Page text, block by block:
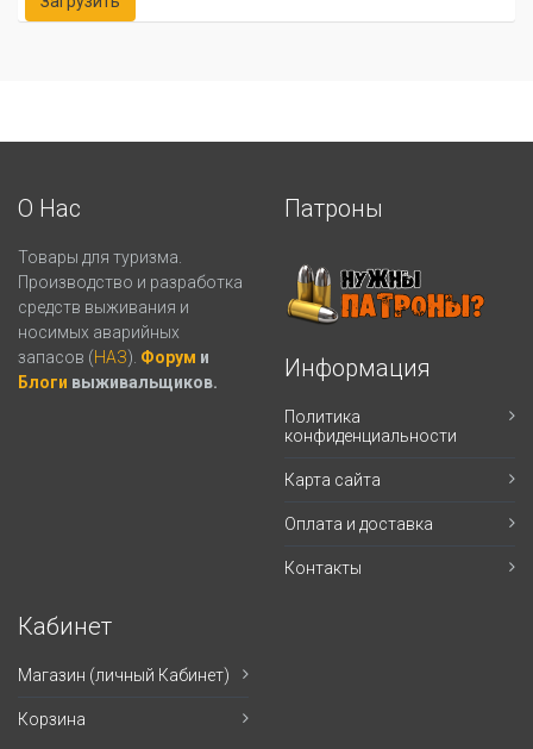
О Нас
Товары для туризма.
Производство и разработка
средств выживания и
носимых аварийных
запасов (НАЗ). Форум и
Блоги выживальщиков.
Патроны
Информация
Политика
конфиденциальности
Карта сайта
Оплата и доставка
Контакты
Кабинет
Магазин (личный Кабинет)
Корзина